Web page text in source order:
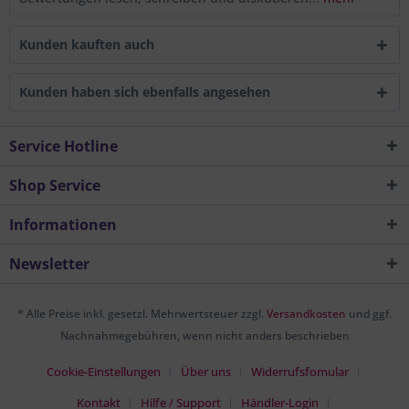
Kunden kauften auch
Kunden haben sich ebenfalls angesehen
Service Hotline
Shop Service
Informationen
Newsletter
* Alle Preise inkl. gesetzl. Mehrwertsteuer zzgl. Versandkosten und ggf.
Nachnahmegebühren, wenn nicht anders beschrieben
Cookie-Einstellungen Über uns
Widerrufsfomular
Kontakt
Hilfe / Support Händler-Login